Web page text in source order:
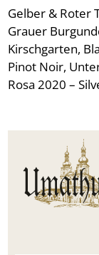
Gelber & Roter
Grauer
Kirschgarten,
Pinot Noir,
Rosa 2020 –